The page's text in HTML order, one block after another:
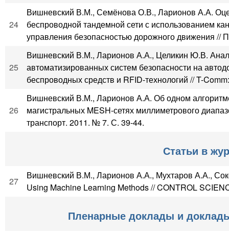
24
Вишневский В.М., Семёнова О.В., Ларионов А.А.
беспроводной тандемной сети с использованием
управления безопасностью дорожного движения
25
Вишневский В.М., Ларионов А.А., Целикин Ю.В.
автоматизированных систем безопасности на
беспроводных средств и RFID-технологий // T-
26
Вишневский В.М., Ларионов А.А. Об одном
магистральных MESH-сетях миллиметрового
транспорт. 2011. № 7. С. 39-44.
Статьи в
27
Вишневский В.М., Ларионов А.А., Мухтаров А.А.,
Using Machine Learning Methods // CONTROL
Пленарные доклады и